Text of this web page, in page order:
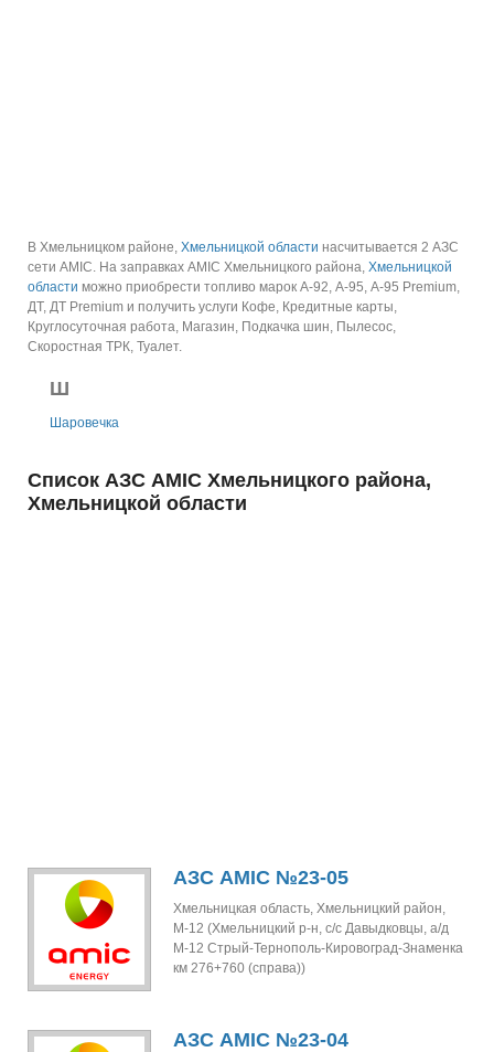
В Хмельницком районе, Хмельницкой области насчитывается 2 АЗС
сети AMIC. На заправках AMIC Хмельницкого района, Хмельницкой
области можно приобрести топливо марок А-92, А-95, А-95 Premium,
ДТ, ДТ Premium и получить услуги Кофе, Кредитные карты,
Круглосуточная работа, Магазин, Подкачка шин, Пылесос,
Скоростная ТРК, Туалет.
Ш
Шаровечка
Список АЗС AMIC Хмельницкого района,
Хмельницкой области
АЗС AMIC №23-05
Хмельницкая область, Хмельницкий район,
М-12 (Хмельницкий р-н, с/с Давыдковцы, а/д
М-12 Стрый-Тернополь-Кировоград-Знаменка
км 276+760 (справа))
АЗС AMIC №23-04